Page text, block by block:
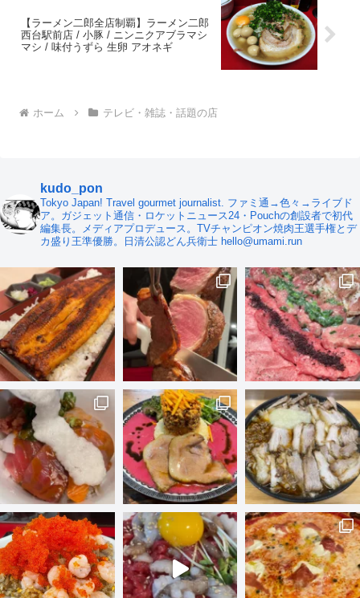
【ラーメン二郎全店制覇】ラーメン二郎
西台駅前店 / 小豚 / ニンニクアブラマシ
マシ / 味付うずら 生卵 アオネギ
ホーム テレビ・雑誌・話題の店
kudo_pon
Tokyo Japan! Travel gourmet journalist. ファミ通→色々→ライブド
ア。ガジェット通信・ロケットニュース24・Pouchの創設者で初代
編集長。メディアプロデュース。TVチャンピオン焼肉王選手権とデ
カ盛り王準優勝。日清公認どん兵衛士 hello@umami.run